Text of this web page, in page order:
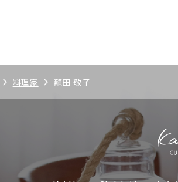
料理家 龍田 敬子